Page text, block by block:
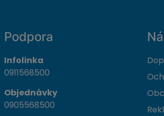
Podpora
Infolinka
0911568500
Objednávky
0905568500